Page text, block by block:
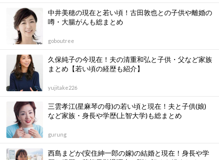
中井美穂の現在と若い頃！古田敦也との子供や離婚の
噂・大腸がんも総まとめ
goboutree
久保純子の今現在！夫の清重和弘と子供・父など家族
まとめ【若い頃の経歴も紹介】
yujitake226
三雲孝江(星麻琴の母)の若い頃と現在！夫と子供(娘)
など家族・身長や学歴(上智大学)も総まとめ
gurung
西島まどか(安住紳一郎の嫁)の結婚と現在！身長や学